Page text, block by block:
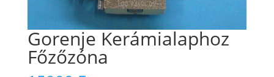
Gorenje Kerámialaphoz
Főzőzóna